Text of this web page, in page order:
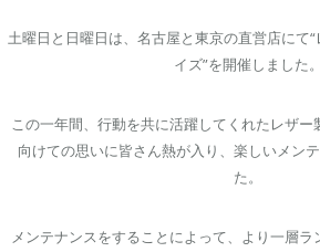
土曜日と日曜日は、名古屋と東京の直営店にて
イズ”を開催しました。
この一年間、行動を共に活躍してくれたレザ
向けての思いに皆さん熱が入り、楽しいメン
た。
メンテナンスをすることによって、より一層